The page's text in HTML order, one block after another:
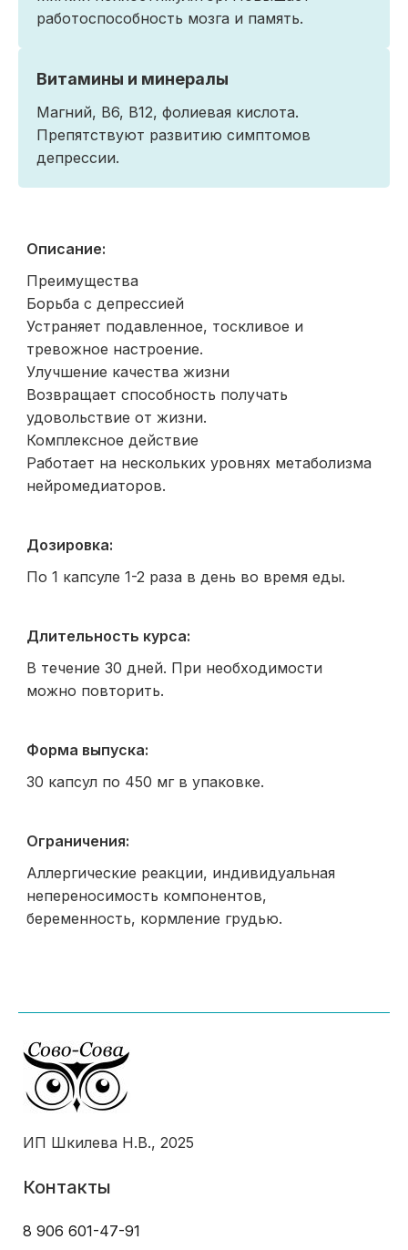
работоспособность мозга и память.
Витамины и минералы
Магний, В6, В12, фолиевая кислота.
Препятствуют развитию симптомов
депрессии.
Описание:
Преимущества
Борьба с депрессией
Устраняет подавленное, тоскливое и
тревожное настроение.
Улучшение качества жизни
Возвращает способность получать
удовольствие от жизни.
Комплексное действие
Работает на нескольких уровнях метаболизма
нейромедиаторов.
Дозировка:
По 1 капсуле 1-2 раза в день во время еды.
Длительность курса:
В течение 30 дней. При необходимости
можно повторить.
Форма выпуска:
30 капсул по 450 мг в упаковке.
Ограничения:
Аллергические реакции, индивидуальная
непереносимость компонентов,
беременность, кормление грудью.
ИП Шкилева Н.В., 2025
Контакты
8 906 601-47-91